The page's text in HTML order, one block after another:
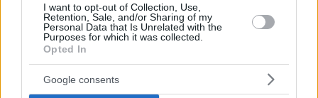
I want to opt-out of Collection, Use,
Retention, Sale, and/or Sharing of my
Personal Data that Is Unrelated with the
Purposes for which it was collected.
Opted In
Google consents
Τώρα οι Καβαλίερς έχουν μπροστά τους το δυσκολότερο
ίσως παιχνίδι για να επεκτείνουν το σερί τους, καθώς